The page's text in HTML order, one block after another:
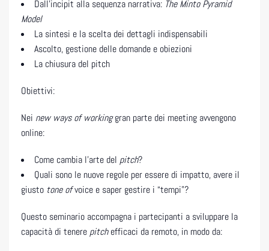
Dall’incipit alla sequenza narrativa: The MintoPyramid
Model
La sintesi e la scelta dei dettagli indispensabili
Ascolto, gestione delle domande e obiezioni
La chiusura del pitch
Obiettivi:
Nei new ways of workinggran parte dei meeting avvengono
online:
Come cambia l’arte del pitch?
Quali sono le nuove regole per essere di impatto, avere il
giusto toneofvoice e saper gestire i “tempi”?
Questo seminario accompagna i partecipanti a sviluppare la
capacità di tenere pitchefficaci da remoto, in modo da: